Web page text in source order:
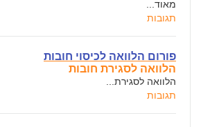
מאוד...
תגובות
פורום הלוואה לכיסוי חובות
הלוואה לסגירת חובות
הלוואה לסגירת...
תגובות